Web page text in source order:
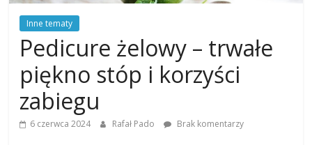
Inne tematy
Pedicure żelowy – trwałe
piękno stóp i korzyści
zabiegu
6 czerwca 2024 Rafał Pado Brak komentarzy